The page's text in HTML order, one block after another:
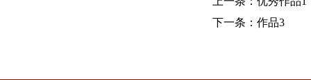
下一条： 作品3